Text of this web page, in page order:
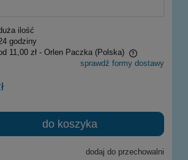
ilość
godziny
11,00 zł - Orlen Paczka (Polska)
ewentualnych kosztów płatności
sprawdź formy dostawy
do koszyka
dodaj do przechowalni